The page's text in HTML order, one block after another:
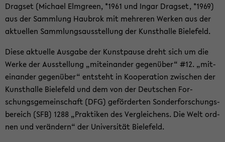
Drags­et (Mi­cha­el Elm­green, *1961 und Ingar Drags­et, *1969)
aus der Samm­lung Hau­brok mit meh­re­ren Wer­ken aus der
ak­tu­el­len Samm­lungs­aus­stel­lung der Kunst­hal­le Bie­le­feld.
Diese ak­tu­el­le Aus­ga­be der Kunst­pau­se dreht sich um die
Werke der Aus­stel­lung „mit­ein­an­der ge­gen­über“ #12. „mit­
ein­an­der ge­gen­über“ ent­steht in Ko­ope­ra­ti­on zwi­schen der
Kunst­hal­le Bie­le­feld und dem von der Deut­schen For­
schungs­ge­mein­schaft (DFG) ge­för­der­ten Son­der­for­schungs­
be­reich (SFB) 1288 „Prak­ti­ken des Ver­glei­chens. Die Welt ord­
nen und ver­än­dern“ der Uni­ver­si­tät Bie­le­feld.